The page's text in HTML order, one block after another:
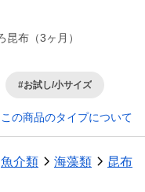
#お試し/小サイズ
この商品のタイプについて
魚介類 海藻類 昆布